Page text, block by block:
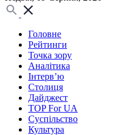
Головне
Рейтинги
Точка зору
Аналітика
Інтерв’ю
Столиця
Дайджест
TOP For UA
Суспiльство
Культура